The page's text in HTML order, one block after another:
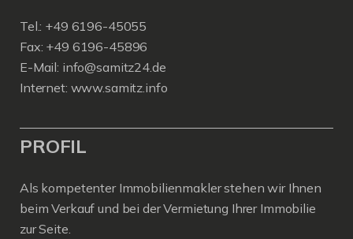
Tel.: +49 6196-45055
Fax: +49 6196-45896
E-Mail: info@samitz24.de
Internet: www.samitz.info
PROFIL
Als kompetenter Immobilienmakler stehen wir Ihnen
beim Verkauf und bei der Vermietung Ihrer Immobilie
zur Seite.